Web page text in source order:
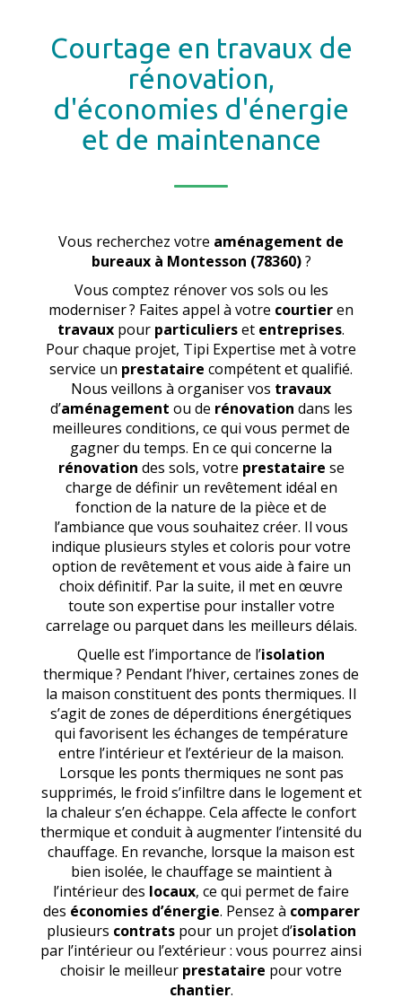
Courtage en travaux de
rénovation,
d'économies d'énergie
et de maintenance
Vous recherchez votre aménagement de
bureaux à Montesson (78360) ?
Vous comptez rénover vos sols ou les
moderniser ? Faites appel à votre courtieren
travaux pour particulierset entreprises.
Pour chaque projet, Tipi Expertise met à votre
service un prestataire compétent et qualifié.
Nous veillons à organiser vos travaux
d’aménagement ou de rénovation dans les
meilleures conditions, ce qui vous permet de
gagner du temps. En ce qui concerne la
rénovation des sols, votre prestataire se
charge de définir un revêtement idéal en
fonction de la nature de la pièce et de
l’ambiance que vous souhaitez créer. Il vous
indique plusieurs styles et coloris pour votre
option de revêtement et vous aide à faire un
choix définitif. Par la suite, il met en œuvre
toute son expertise pour installer votre
carrelage ou parquet dans les meilleurs délais.
Quelle est l’importance de l’isolation
thermique ? Pendant l’hiver, certaines zones de
la maison constituent des ponts thermiques. Il
s’agit de zones de déperditions énergétiques
qui favorisent les échanges de température
entre l’intérieur et l’extérieur de la maison.
Lorsque les ponts thermiques ne sont pas
supprimés, le froid s’infiltre dans le logement et
la chaleur s’en échappe. Cela affecte le confort
thermique et conduit à augmenter l’intensité du
chauffage. En revanche, lorsque la maison est
bien isolée, le chauffage se maintient à
l’intérieur des locaux, ce qui permet de faire
des économies d’énergie. Pensez à comparer
plusieurs contratspour un projet d’isolation
par l’intérieur ou l’extérieur : vous pourrez ainsi
choisir le meilleur prestataire pour votre
chantier.